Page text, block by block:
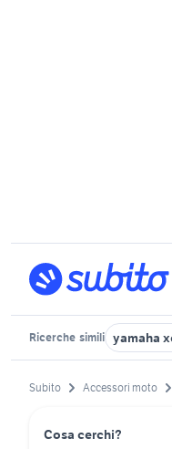
Ricerche simili yamaha
Subito Accessori moto
Cosa cerchi?